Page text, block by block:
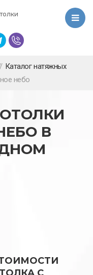
Каталог натяжных
небо
В